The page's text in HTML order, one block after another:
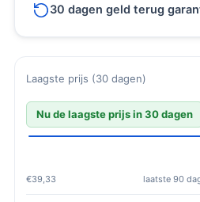
30 dagen geld terug
Laagste prijs (30 dagen)
Nu de laagste prijs in 30 dagen
€39,33 laatste 90